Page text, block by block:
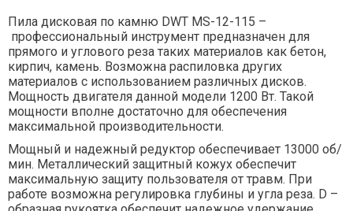
Пила дисковая по камню DWT MS-12-115 –
профессиональный инструмент предназначен для
прямого и углового реза таких материалов как бетон,
кирпич, камень. Возможна распиловка других
материалов с использованием различных дисков.
Мощность двигателя данной модели 1200 Вт. Такой
мощности вполне достаточно для обеспечения
максимальной производительности.
Мощный и надежный редуктор обеспечивает 13000 об/
мин. Металлический защитный кожух обеспечит
максимальную защиту пользователя от травм. При
работе возможна регулировка глубины и угла реза. D –